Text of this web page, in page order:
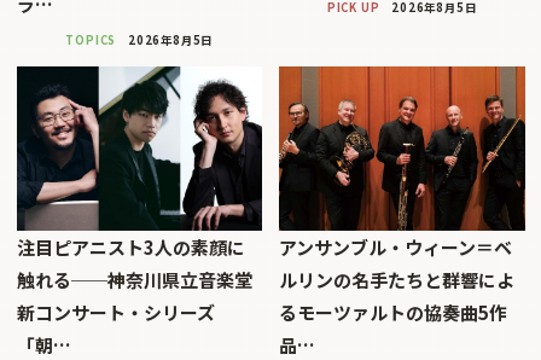
TOPICS 2026年8月5日
PICK UP 2026年8月5日
注目ピアニスト3人の素顔に
触れる──神奈川県立音楽堂
新コンサート・シリーズ
「朝…
アンサンブル・ウィーン＝ベ
ルリンの名手たちと群響によ
るモーツァルトの協奏曲5作
品…